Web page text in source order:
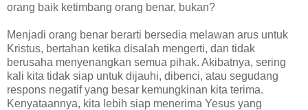
orang baik ketimbang orang benar, bukan?
Menjadi orang benar berarti bersedia melawan arus untuk
Kristus, bertahan ketika disalah mengerti, dan tidak
berusaha menyenangkan semua pihak. Akibatnya, sering
kali kita tidak siap untuk dijauhi, dibenci, atau segudang
respons negatif yang besar kemungkinan kita terima.
Kenyataannya, kita lebih siap menerima Yesus yang